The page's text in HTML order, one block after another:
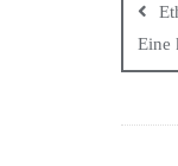
Eine